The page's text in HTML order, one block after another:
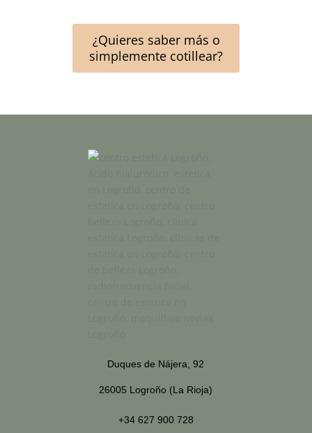
¿Quieres saber más o
simplemente cotillear?
Duques de Nájera, 92
26005 Logroño (La Rioja)
+34 627 900 728